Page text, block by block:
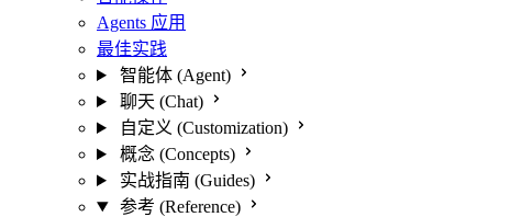
Agents 应用
最佳实践
智能体 (Agent)
聊天 (Chat)
自定义 (Customization)
概念 (Concepts)
实战指南 (Guides)
参考 (Reference)